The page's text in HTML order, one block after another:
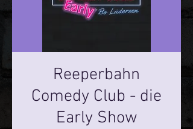
Reeperbahn
Comedy Club - die
Early Show